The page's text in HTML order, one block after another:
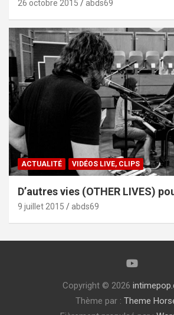
26 octobre 2015 abds69
ACTUALITÉ VIDÉOS LIVE, CLIPS
D’autres vies (OTHER LIVES)
9 juillet 2015 abds69
Copyright © 2026
Thème par : Theme